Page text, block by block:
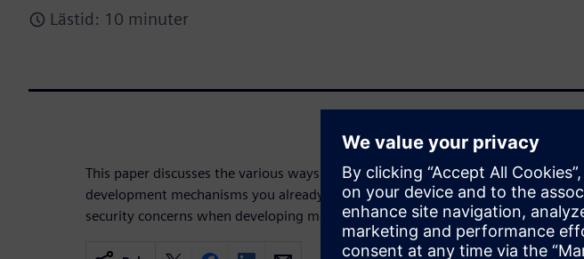
Lästid: 10 minuter
This paper discusses the various ways organizations can adapt the safety
development mechanisms you already have in place, extending them to support
security concerns when developing medical devices.